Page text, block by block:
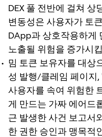
DEX 풀 전반에 걸쳐 상
변동성은 사용자가 토
DApp과 상호작용하게
노출될 위험을 증가시
밈 토큰 보유자를 대상
성 발행/클레임 페이지,
사용자를 속여 위험한
게 만드는 가짜 에어드
근 발생한 사건 보고서
한 권한 승인과 맹목적